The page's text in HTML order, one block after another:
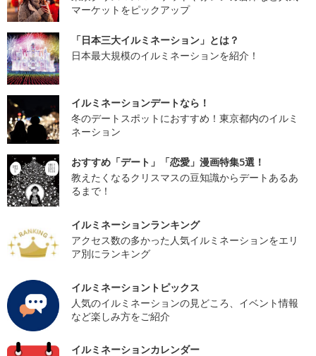
マーケットをピックアップ
「日本三大イルミネーション」とは？
日本最大規模のイルミネーションを紹介！
イルミネーションデートなら！
冬のデートスポットにおすすめ！東京都内のイルミ
ネーション
おすすめ「デート」「恋愛」漫画特集5選！
教えたくなるクリスマスの豆知識からデートあるあ
るまで！
イルミネーションランキング
アクセス数の多かった人気イルミネーションをエリ
ア別にランキング
イルミネーショントピックス
人気のイルミネーションの見どころ、イベント情報
など楽しみ方をご紹介
イルミネーションカレンダー